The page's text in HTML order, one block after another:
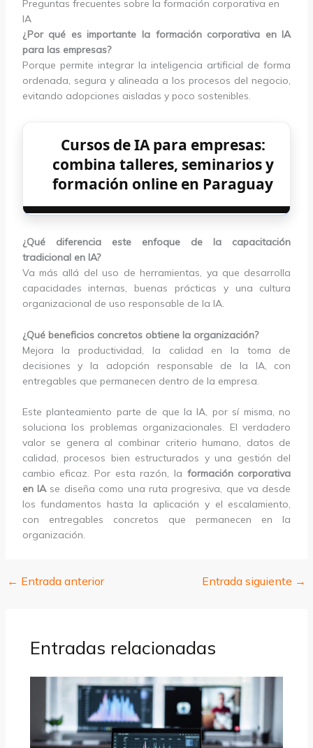
Preguntas frecuentes sobre la formación corporativa en
IA
¿Por qué es importante la formación corporativa en IA
para las empresas?
Porque permite integrar la inteligencia artificial de forma
ordenada, segura y alineada a los procesos del negocio,
evitando adopciones aisladas y poco sostenibles.
Cursos de IA para empresas:
combina talleres, seminarios y
formación online en Paraguay
¿Qué diferencia este enfoque de la capacitación
tradicional en IA?
Va más allá del uso de herramientas, ya que desarrolla
capacidades internas, buenas prácticas y una cultura
organizacional de uso responsable de la IA.
¿Qué beneficios concretos obtiene la organización?
Mejora la productividad, la calidad en la toma de
decisiones y la adopción responsable de la IA, con
entregables que permanecen dentro de la empresa.
Este planteamiento parte de que la IA, por sí misma, no
soluciona los problemas organizacionales. El verdadero
valor se genera al combinar criterio humano, datos de
calidad, procesos bien estructurados y una gestión del
cambio eficaz. Por esta razón, la formación corporativa
en IAse diseña como una ruta progresiva, que va desde
los fundamentos hasta la aplicación y el escalamiento,
con entregables concretos que permanecen en la
organización.
← Entrada anterior Entrada siguiente →
Entradas relacionadas